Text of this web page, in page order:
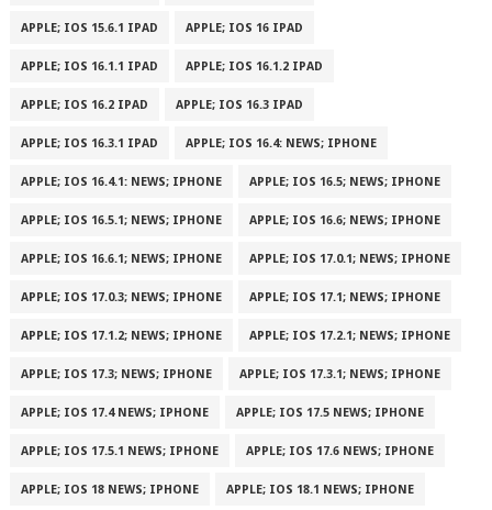
APPLE; IOS 15.6.1 IPAD APPLE; IOS 16 IPAD
APPLE; IOS 16.1.1 IPAD APPLE; IOS 16.1.2 IPAD
APPLE; IOS 16.2 IPAD APPLE; IOS 16.3 IPAD
APPLE; IOS 16.3.1 IPAD APPLE; IOS 16.4: NEWS; IPHONE
APPLE; IOS 16.4.1: NEWS; IPHONE APPLE; IOS 16.5; NEWS; IPHONE
APPLE; IOS 16.5.1; NEWS; IPHONE APPLE; IOS 16.6; NEWS; IPHONE
APPLE; IOS 16.6.1; NEWS; IPHONE APPLE; IOS 17.0.1; NEWS; IPHONE
APPLE; IOS 17.0.3; NEWS; IPHONE APPLE; IOS 17.1; NEWS; IPHONE
APPLE; IOS 17.1.2; NEWS; IPHONE APPLE; IOS 17.2.1; NEWS; IPHONE
APPLE; IOS 17.3; NEWS; IPHONE APPLE; IOS 17.3.1; NEWS; IPHONE
APPLE; IOS 17.4 NEWS; IPHONE APPLE; IOS 17.5 NEWS; IPHONE
APPLE; IOS 17.5.1 NEWS; IPHONE APPLE; IOS 17.6 NEWS; IPHONE
APPLE; IOS 18 NEWS; IPHONE APPLE; IOS 18.1 NEWS; IPHONE